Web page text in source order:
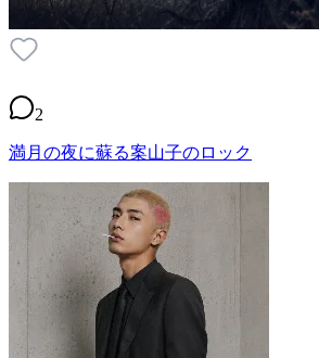
2
満月の夜に蘇る案山子のロック